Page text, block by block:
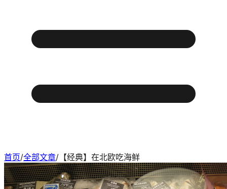
首页/全部文章/ 【经典】在北欧吃海鲜